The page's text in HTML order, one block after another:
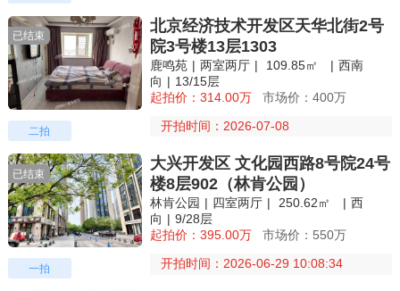
二拍
北京经济技术开发区天华北街2号
院3号楼13层1303
鹿鸣苑 | 两室两厅 | 109.85㎡ | 西南
向 | 13/15层
起拍价：314.00万
市场价：400万
开拍时间：2026-07-08
已结束
一拍
大兴开发区 文化园西路8号院24号
楼8层902（林肯公园）
林肯公园 | 四室两厅 | 250.62㎡ | 西
向 | 9/28层
起拍价：395.00万
市场价：550万
开拍时间：2026-06-29 10:08:34
已结束